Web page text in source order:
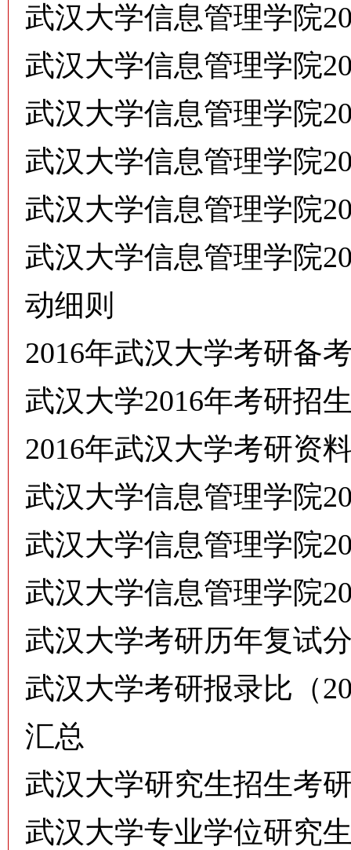
武汉大学信息管理学院
武汉大学信息管理学院
武汉大学信息管理学院
武汉大学信息管理学院
武汉大学信息管理学院
武汉大学信息管理学院
动细则
2016年武汉大学考研备
武汉大学2016年考研招
2016年武汉大学考研资
武汉大学信息管理学院
武汉大学信息管理学院
武汉大学信息管理学院
武汉大学考研历年复试
武汉大学考研报录比（
汇总
武汉大学研究生招生考
武汉大学专业学位研究